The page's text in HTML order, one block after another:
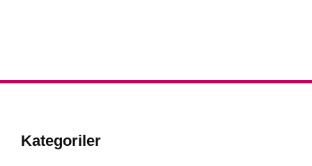
Kategoriler